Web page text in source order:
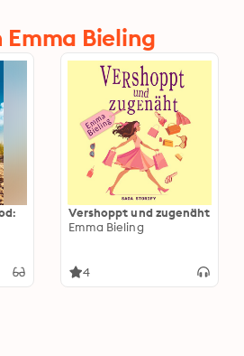
Emma Bieling
Vershoppt und zugenäht
Emma Bieling
4